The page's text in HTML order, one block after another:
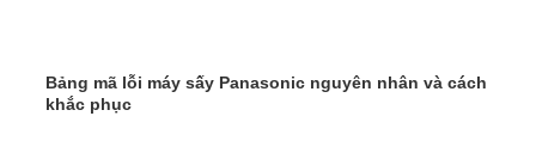
Bảng mã lỗi máy sấy Panasonic nguyên nhân và cách
khắc phục